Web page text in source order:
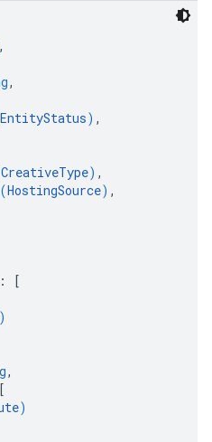
,
,
EntityStatus) ,
CreativeType) ,
HostingSource) ,
:
[
)
,
[
)